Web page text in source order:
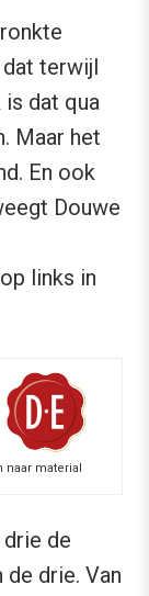
terwijl
is dat qua
Maar het
En ook
Douwe
links in
naar material
drie de
drie. Van